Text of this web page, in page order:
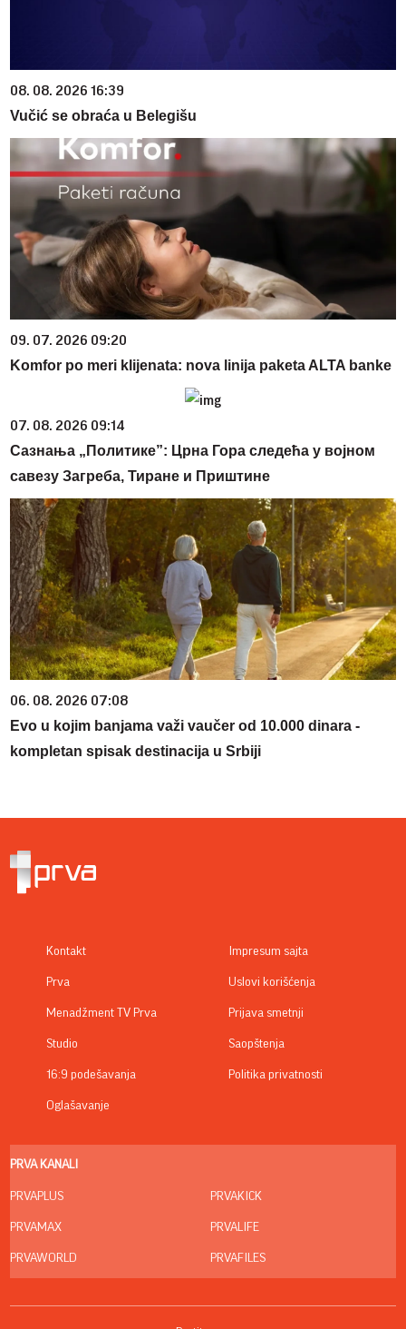
08. 08. 2026 16:39
Vučić se obraća u Belegišu
09. 07. 2026 09:20
Komfor po meri klijenata: nova linija paketa ALTA banke
07. 08. 2026 09:14
Сазнања „Политике”: Црна Гора следећа у војном
савезу Загреба, Тиране и Приштине
06. 08. 2026 07:08
Evo u kojim banjama važi vaučer od 10.000 dinara -
kompletan spisak destinacija u Srbiji
Kontakt
Prva
Menadžment TV Prva
Studio
16:9 podešavanja
Oglašavanje
Impresum sajta
Uslovi korišćenja
Prijava smetnji
Saopštenja
Politika privatnosti
PRVA KANALI
PRVAPLUS
PRVAMAX
PRVAWORLD
PRVAKICK
PRVALIFE
PRVAFILES